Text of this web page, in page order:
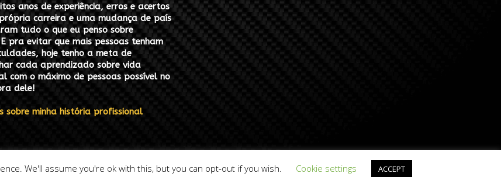
anos de experiência, erros e acertos
carreira e uma mudança de país
tudo o que eu penso sobre
E pra evitar que mais pessoas tenham
hoje tenho a meta de
cada aprendizado sobre vida
com o máximo de pessoas possível no
dele!
sobre minha história profissional
HOME
We'll assume you're ok with this, but you can opt-out if you wish. Cookie settings ACCEPT